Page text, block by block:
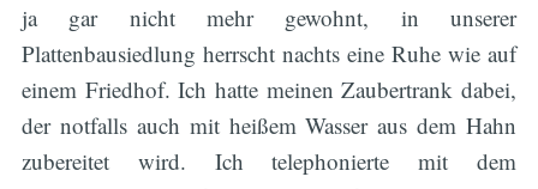
ja gar nicht mehr gewohnt, in unserer
Plattenbausiedlung herrscht nachts eine Ruhe wie auf
einem Friedhof. Ich hatte meinen Zaubertrank dabei,
der notfalls auch mit heißem Wasser aus dem Hahn
zubereitet wird. Ich telephonierte mit dem